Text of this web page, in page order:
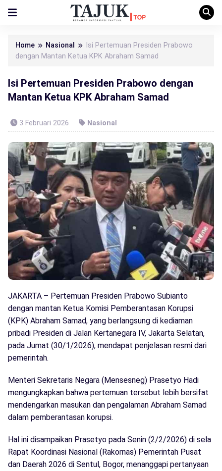
Home Nasional
Isi Pertemuan Presiden Prabowo
dengan Mantan Ketua KPK Abraham Samad
Isi Pertemuan Presiden Prabowo dengan
Mantan Ketua KPK Abraham Samad
3 Februari 2026 Nasional
JAKARTA – Pertemuan Presiden Prabowo Subianto
dengan mantan Ketua Komisi Pemberantasan Korupsi
(KPK) Abraham Samad, yang berlangsung di kediaman
pribadi Presiden di Jalan Kertanegara IV, Jakarta Selatan,
pada Jumat (30/1/2026), mendapat penjelasan resmi dari
pemerintah.
Menteri Sekretaris Negara (Mensesneg) Prasetyo Hadi
mengungkapkan bahwa pertemuan tersebut lebih bersifat
mendengarkan masukan dan pengalaman Abraham Samad
dalam pemberantasan korupsi.
Hal ini disampaikan Prasetyo pada Senin (2/2/2026) di sela
Rapat Koordinasi Nasional (Rakornas) Pemerintah Pusat
dan Daerah 2026 di Sentul, Bogor, menanggapi pertanyaan